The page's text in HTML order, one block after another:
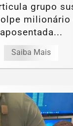
grupo
milionário
aposentada...
Saiba Mais